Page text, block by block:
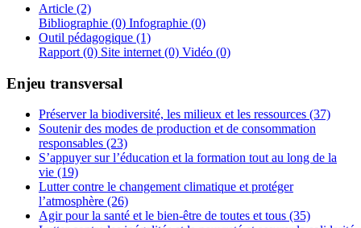
Article (2)
Bibliographie (0) Infographie (0)
Outil pédagogique (1)
Rapport (0) Site internet (0) Vidéo (0)
Enjeu transversal
Préserver la biodiversité, les milieux et les ressources (37)
Soutenir des modes de production et de consommation
responsables (23)
S’appuyer sur l’éducation et la formation tout au long de la
vie (19)
Lutter contre le changement climatique et protéger
l’atmosphère (26)
Agir pour la santé et le bien-être de toutes et tous (35)